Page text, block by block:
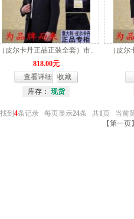
（皮尔卡丹正品正装全套）市..
818.00元
查看详细
收藏
库存： 现货
（皮
到 4条记录 每页显示24条 共1页 当前
【第一页